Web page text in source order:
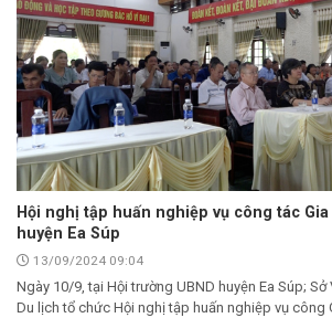
Hội nghị tập huấn nghiệp vụ công tác
huyện Ea Súp
13/09/2024 09:04
Ngày 10/9, tại Hội trường UBND huyện Ea Súp; Sở
Du lịch tổ chức Hội nghị tập huấn nghiệp vụ công